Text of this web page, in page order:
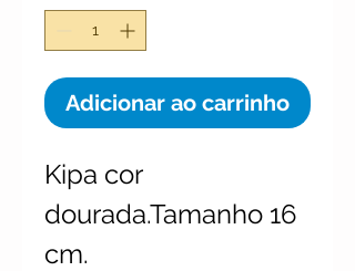
Adicionar ao carrinho
Kipa cor
dourada.Tamanho 16
cm.